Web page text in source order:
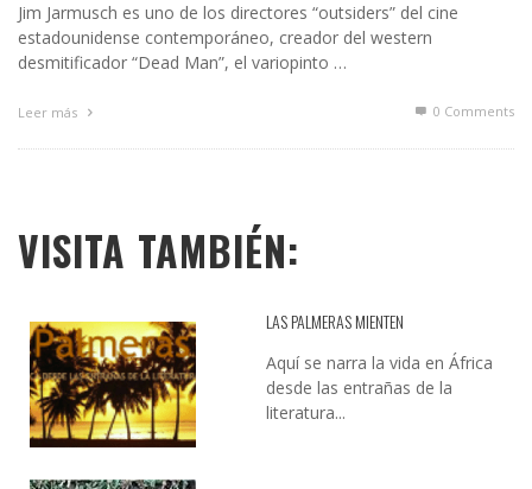
Jim Jarmusch es uno de los directores “outsiders” del cine
estadounidense contemporáneo, creador del western
desmitificador “Dead Man”, el variopinto …
Leer más 0 Comments
VISITA TAMBIÉN:
LAS PALMERAS MIENTEN
Aquí se narra la vida en África
desde las entrañas de la
literatura...